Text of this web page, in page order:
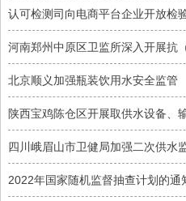
认可检测司向电商平台企业开放检
河南郑州中原区卫监所深入开展抗（
北京顺义加强瓶装饮用水安全监管
陕西宝鸡陈仓区开展取供水设备、
四川峨眉山市卫健局加强二次供水
2022年国家随机监督抽查计划的通